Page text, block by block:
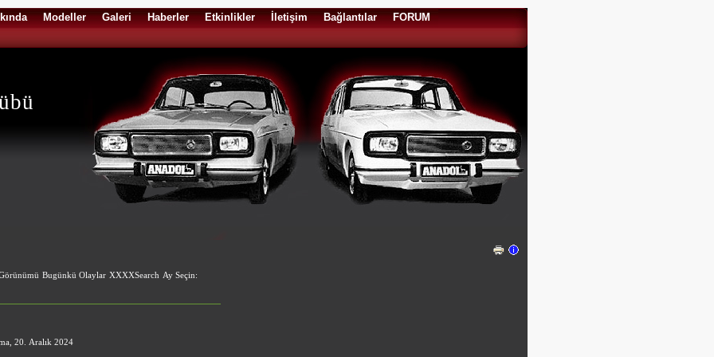
Modeller Galeri Haberler Etkinlikler İletişim Bağlantılar FORUM
Bugünkü Olaylar XXXXSearch Ay Seçin:
20. Aralık 2024